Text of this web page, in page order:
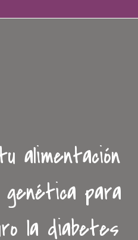
alimentación
para
la diabetes